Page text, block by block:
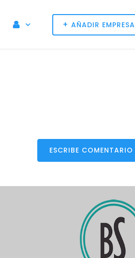
+ AÑADIR EMPRESA
ESCRIBE COMENTARIO